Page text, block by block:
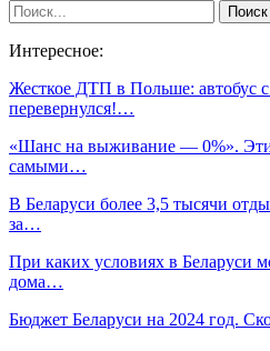
Интересное:
Жесткое ДТП в Польше: автобус
перевернулся!…
«Шанс на выживание — 0%».
самыми…
В Беларуси более 3,5 тысячи
за…
При каких условиях в Беларуси
дома…
Бюджет Беларуси на 2024 год.